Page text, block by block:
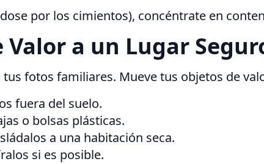
por los cimientos), concéntrate en
a un Lugar
fotos familiares. Mueve tus objetos de
fuera del suelo.
o bolsas plásticas.
a una habitación seca.
si es posible.